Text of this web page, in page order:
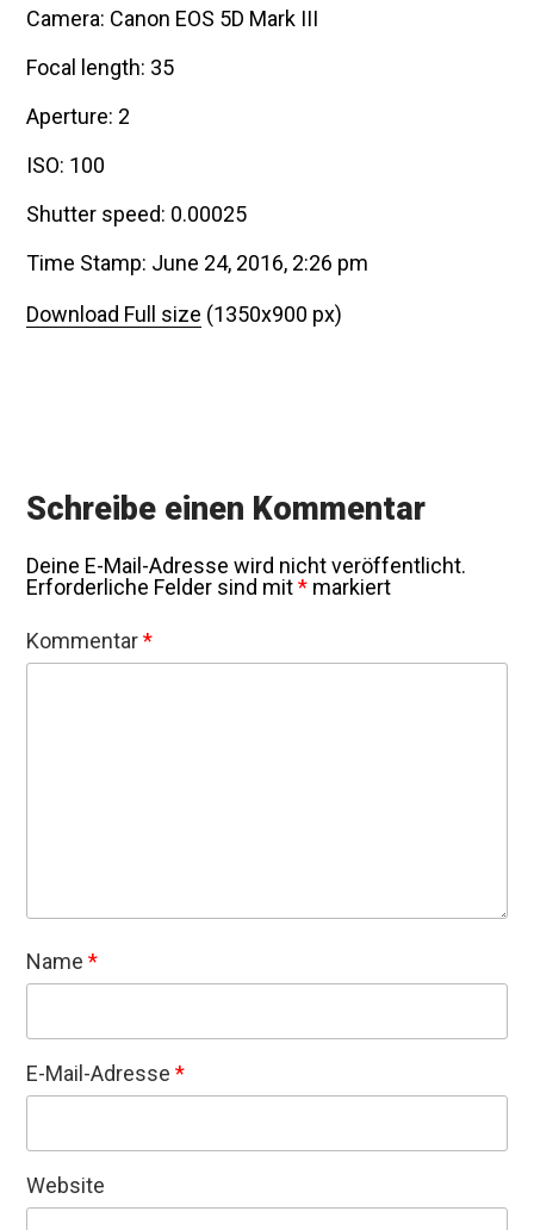
Camera: Canon EOS 5D Mark III
Focal length: 35
Aperture: 2
ISO: 100
Shutter speed: 0.00025
Time Stamp: June 24, 2016, 2:26 pm
Download Full size (1350x900 px)
Schreibe einen Kommentar
Deine E-Mail-Adresse wird nicht veröffentlicht.
Erforderliche Felder sind mit* markiert
Kommentar*
Name*
E-Mail-Adresse*
Website